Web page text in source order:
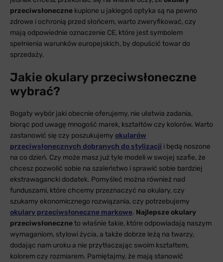
przeciwsłoneczne kupione u jakiegoś optyka są na pewno
zdrowe i ochronią przed słońcem, warto zweryfikować, czy
mają odpowiednie oznaczenie CE, które jest symbolem
spełnienia warunków europejskich, by dopuścić towar do
sprzedaży.
Jakie okulary przeciwsłoneczne
wybrać?
Bogaty wybór jaki obecnie oferujemy, nie ułatwia zadania,
biorąc pod uwagę mnogość marek, kształtów czy kolorów. Warto
zastanowić się czy poszukujemy okularów
przeciwsłonecznych dobranych do stylizacji i będą noszone
na co dzień. Czy może masz już tyle modeli w swojej szafie, że
chcesz pozwolić sobie na szaleństwo i sprawić sobie bardziej
ekstrawagancki dodatek. Pomyśleć można również nad
funduszami, które chcemy przeznaczyć na okulary, czy
szukamy ekonomicznego rozwiązania, czy potrzebujemy
okulary przeciwsłoneczne markowe. Najlepsze okulary
przeciwsłoneczneto właśnie takie, które odpowiadają naszym
wymaganiom, stylowi życia, a także dobrze leżą na twarzy,
dodając nam uroku a nie przytłaczając swoim kształtem,
kolorem czy rozmiarem. Pamiętajmy, że mają stanowić